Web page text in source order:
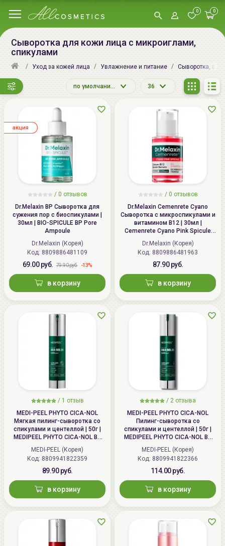
0 0
Сыворотка для кожи лица с микроиглами,
спикулами
Уход за кожей лица Увлажнение и питание Сыворотка,
по умолчанию 36
/ 0 отзывов
Dr.Melaxin BP Сыворотка для
сужения пор с биоспикулами |
30мл | BIO-SPICULE BP Pore
Ampoule
Dr.Melaxin (Корея)
Код: 8809886481109
69.00 руб. 79.90 руб. -13%
в корзину
aкция
/ 0 отзывов
Dr.Melaxin Cemenrete Cyano
Сыворотка с микроспикулами и
витамином B12 | 30мл |
Cemenrete Cyano Pink Spicule
Serum
Dr.Melaxin (Корея)
Код: 8809886481963
87.90 руб.
в корзину
/ 1 отзыв
MEDI-PEEL PHYTO CICA-NOL
Мягкая пилинг-сыворотка со
спикулами и центеллой | 50г |
MEDIPEEL PHYTO CICA-NOL B5
3000 Shot Serum
MEDI-PEEL (Корея)
Код: 8809941822359
89.90 руб.
в корзину
/ 2 отзыва
MEDI-PEEL PHYTO CICA-NOL
Пилинг-сыворотка со
спикулами и центеллой | 50г |
MEDIPEEL PHYTO CICA-NOL B5
6000 Shot Serum
MEDI-PEEL (Корея)
Код: 8809941822366
114.00 руб.
в корзину